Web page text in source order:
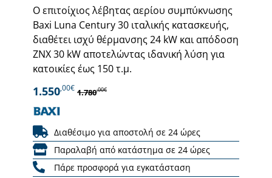
Ο επιτοίχιος λέβητας αερίου συμπύκνωσης
Baxi Luna Century 30 ιταλικής κατασκευής,
διαθέτει ισχύ θέρμανσης 24 kW και απόδοση
ΖΝΧ 30 kW αποτελώντας ιδανική λύση για
κατοικίες έως 150 τ.μ.
1.550,00€ 1.780,00€
Διαθέσιμο για αποστολή σε 24 ώρες
Παραλαβή από κατάστημα σε 24 ώρες
Πάρε προσφορά για εγκατάσταση